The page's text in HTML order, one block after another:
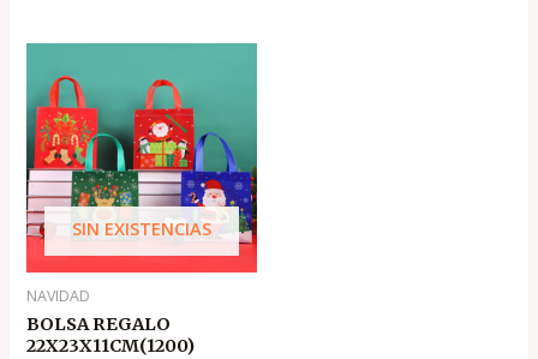
SIN EXISTENCIAS
NAVIDAD
BOLSA REGALO
22X23X11CM(1200)
precio
original
era:
.
₡175
actual
.
₡125